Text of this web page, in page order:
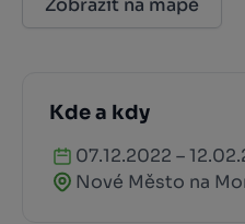
Kde a kdy
07.12.2022 –
Nové Město na